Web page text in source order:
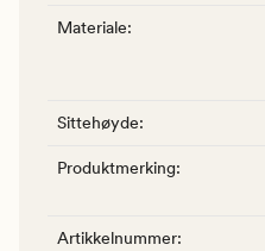
Materiale:
Sittehøyde:
Produktmerking:
Artikkelnummer: